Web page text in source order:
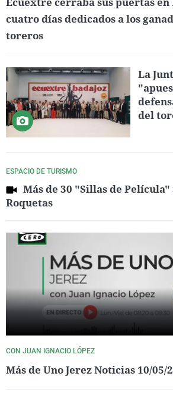
cuatro días dedicados a los
toreros
La
del
ESPACIO DE TURISMO
Más de 30 "Sillas de Película"
Roquetas
CON JUAN IGNACIO LÓPEZ
Más de Uno Jerez Noticias 10/05/